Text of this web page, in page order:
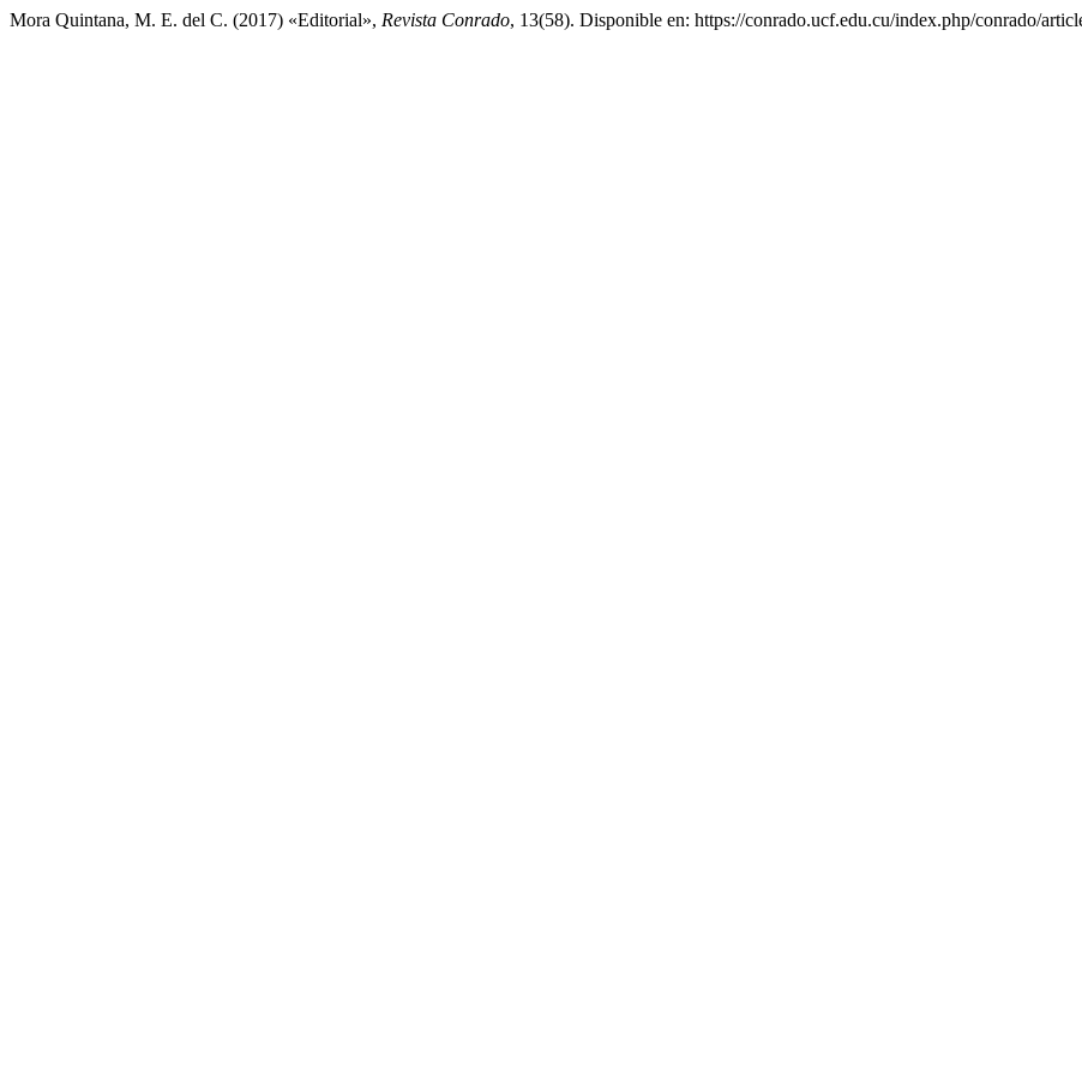
Mora Quintana, M. E. del C. (2017) «Editorial», Revista Conrado, 13(58). Disponible en: https://conrado.ucf.edu.cu/index.php/conrado/